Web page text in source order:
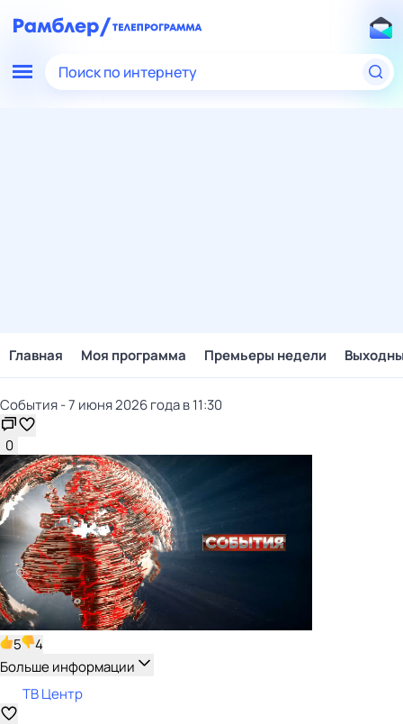
Поиск по интернету
Главная Моя программа Премьеры недели
События - 7 июня 2026 года в 11:30
0
5
4
Больше информации
ТВ Центр